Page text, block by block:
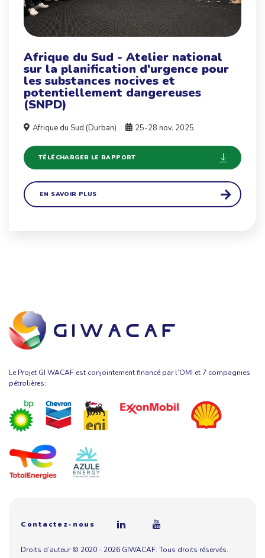
Afrique du Sud - Atelier national
sur la planification d'urgence pour
les substances nocives et
potentiellement dangereuses
(SNPD)
Afrique du Sud (Durban) 25-28 nov. 2025
TÉLÉCHARGER LE RAPPORT
EN SAVOIR PLUS
Le Projet GI WACAF est conjointement financé par l’OMI et 7 compagnies
pétrolières:
Contactez-nous
Droits d’auteur © 2020 - 2026 GIWACAF. Tous droits réservés.